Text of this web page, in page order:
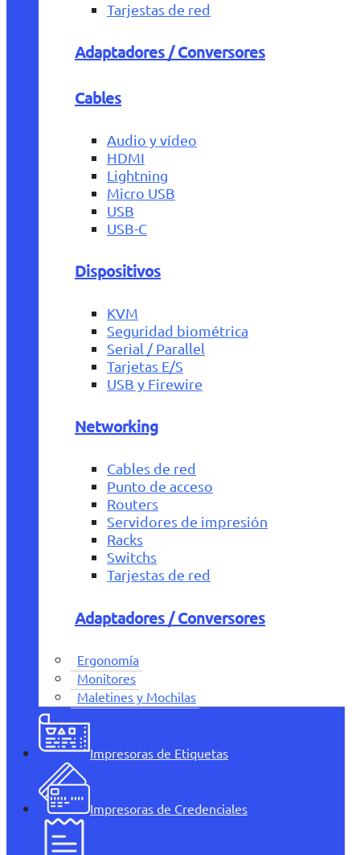
Tarjestas de red
Adaptadores / Conversores
Cables
Audio y vídeo
HDMI
Lightning
Micro USB
USB
USB-C
Dispositivos
KVM
Seguridad biométrica
Serial / Parallel
Tarjetas E/S
USB y Firewire
Networking
Cables de red
Punto de acceso
Routers
Servidores de impresión
Racks
Switchs
Tarjestas de red
Adaptadores / Conversores
Ergonomía
Monitores
Maletines y Mochilas
Impresoras de Etiquetas
Impresoras de Credenciales